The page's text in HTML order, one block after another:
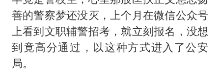
善的警察梦还没灭，上个月在微信公众号
上看到文职辅警招考，就立刻报名，没想
到竟高分通过，以这种方式进入了公安
局。